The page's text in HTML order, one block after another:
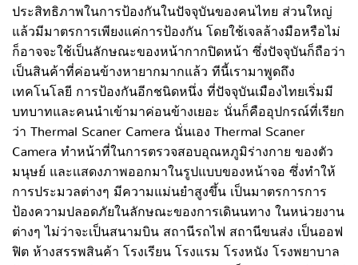
ประสิทธิภาพในการป้องกันในปัจจุบันของคนไทย ส่วนใหญ่
แล้วมีมาตรการเพียงแค่การป้องกัน โดยใช้เจลล้างมือหรือไม่
ก็อาจจะใช้เป็นลักษณะของหน้ากากปิดหน้า ซึ่งปัจจุบันก็ถือว่า
เป็นสินค้าที่ค่อนข้างหายากมากแล้ว ทีนี้เรามาพูดถึง
เทคโนโลยี การป้องกันอีกชนิดหนึ่ง ที่ปัจจุบันเมืองไทยเริ่มมี
บทบาทและคนนำเข้ามาค่อนข้างเยอะ นั่นก็คืออุปกรณ์ที่เรียก
ว่า Thermal Scaner Camera นั่นเอง Thermal Scaner
Camera ทำหน้าที่ในการตรวจสอบอุณหภูมิร่างกาย ของตัว
มนุษย์ และเเสดงภาพออกมาในรูปแบบของหน้าจอ ซึ่งทำให้
การประมวลต่างๆ มีความแม่นยำสูงขึ้น เป็นมาตรการการ
ป้องความปลอดภัยในลักษณะของการเดินนทาง ในหน่วยงาน
ต่างๆ ไม่ว่าจะเป็นสนามบิน สถานีรถไฟ สถานีขนส่ง เป็นออฟ
ฟิต ห้างสรรพสินค้า โรงเรียน โรงแรม โรงหนัง โรงพยาบาล